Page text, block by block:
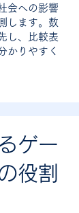
会への影響
します。数
し、比較表
かりやすく
ゲー
役割